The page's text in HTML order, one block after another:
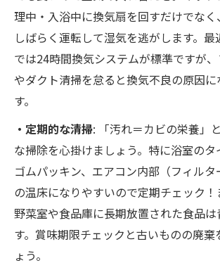
理中・入浴中に換気扇を回すだけでな
しばらく運転して湿気を逃がします。
では24時間換気システムが標準ですが
やダクト清掃を怠ると換気不良の原因
す。
・定期的な清掃: 「汚れ＝カビの栄養」
な掃除を心掛けましょう。特に浴室の
ゴムパッキン、エアコン内部（フィル
の温床になりやすいので定期チェック
野菜室や食品庫に長期放置された食品
す。賞味期限チェックと古いものの廃棄
ょう。